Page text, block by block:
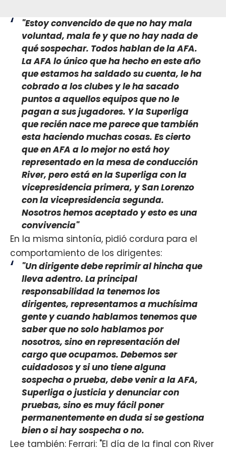
"Estoy convencido de que no hay mala
voluntad, mala fe y que no hay nada de
qué sospechar. Todos hablan de la AFA.
La AFA lo único que ha hecho en este año
que estamos ha saldado su cuenta, le ha
cobrado a los clubes y le ha sacado
puntos a aquellos equipos que no le
pagan a sus jugadores. Y la Superliga
que recién nace me parece que también
esta haciendo muchas cosas. Es cierto
que en AFA a lo mejor no está hoy
representado en la mesa de conducción
River, pero está en la Superliga con la
vicepresidencia primera, y San Lorenzo
con la vicepresidencia segunda.
Nosotros hemos aceptado y esto es una
convivencia"
En la misma sintonía, pidió cordura para el
comportamiento de los dirigentes:
"Un dirigente debe reprimir al hincha que
lleva adentro. La principal
responsabilidad la tenemos los
dirigentes, representamos a muchísima
gente y cuando hablamos tenemos que
saber que no solo hablamos por
nosotros, sino en representación del
cargo que ocupamos. Debemos ser
cuidadosos y si uno tiene alguna
sospecha o prueba, debe venir a la AFA,
Superliga o justicia y denunciar con
pruebas, sino es muy fácil poner
permanentemente en duda si se gestiona
bien o si hay sospecha o no.
Lee también: Ferrari: "El día de la final con River